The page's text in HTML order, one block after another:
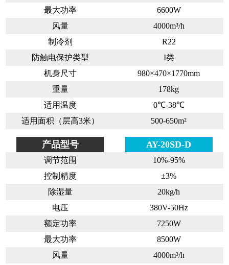
最大功率
风量
制冷剂
防触电保护类型
机身尺寸
重量
适用温度
适用面积（层高3米）
6600W
4000m³/h
R22
I类
980×470×1770mm
178kg
0℃-38℃
500-650m²
产品型号
调节范围
控制精度
除湿量
电压
额定功率
最大功率
风量
AY-20SD-D
10%-95%
±3%
20kg/h
380V-50Hz
7250W
8500W
4000m³/h